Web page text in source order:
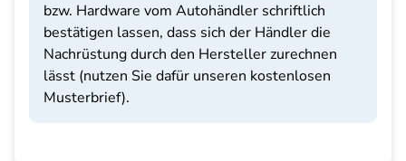
bzw. Hardware vom Autohändler schriftlich
bestätigen lassen, dass sich der Händler die
Nachrüstung durch den Hersteller zurechnen
lässt (nutzen Sie dafür unseren kostenlosen
Musterbrief).